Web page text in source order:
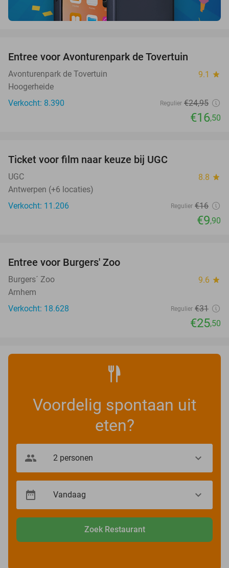
Entree voor Avonturenpark de Tovertuin
Avonturenpark de Tovertuin 9.1 star
Hoogerheide
Verkocht: 8.390
Regulier €24,95
€16,50
Ticket voor film naar keuze bij UGC
UGC 8.8 star
Antwerpen (+6 locaties)
Verkocht: 11.206
Regulier €16
€9,90
Entree voor Burgers' Zoo
Burgers´ Zoo 9.6 star
Arnhem
Verkocht: 18.628
Regulier €31
€25,50
Voordelig spontaan uit
eten?
Zoek Restaurant